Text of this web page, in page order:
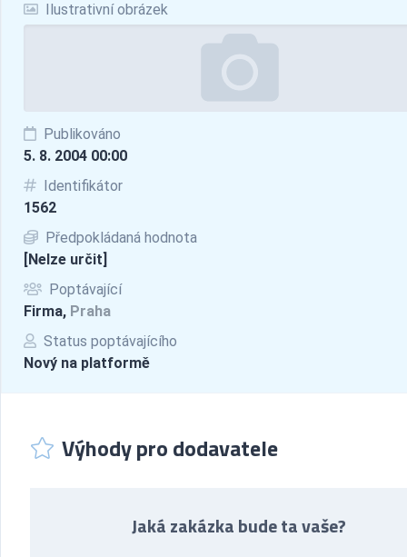
Ilustrativní obrázek
Publikováno
5. 8. 2004 00:00
Identifikátor
1562
Předpokládaná hodnota
[Nelze určit]
Poptávající
Firma, Praha
Status poptávajícího
Nový na platformě
Výhody pro dodavatele
Jaká zakázka bude ta vaše?